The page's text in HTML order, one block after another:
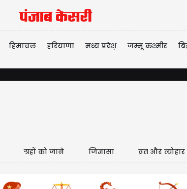
हिमाचल हरियाणा मध्य प्रदेश़ जम्मू कश्मीर
ग्रहों को जाने जिज्ञासा व्रत और त्योहार